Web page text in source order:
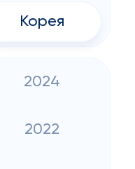
Корея
2024
2022